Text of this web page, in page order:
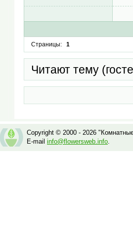
Страницы: 1
Читают тему
Copyright © 2000 - 2026
E-mail info@flowersweb.info.